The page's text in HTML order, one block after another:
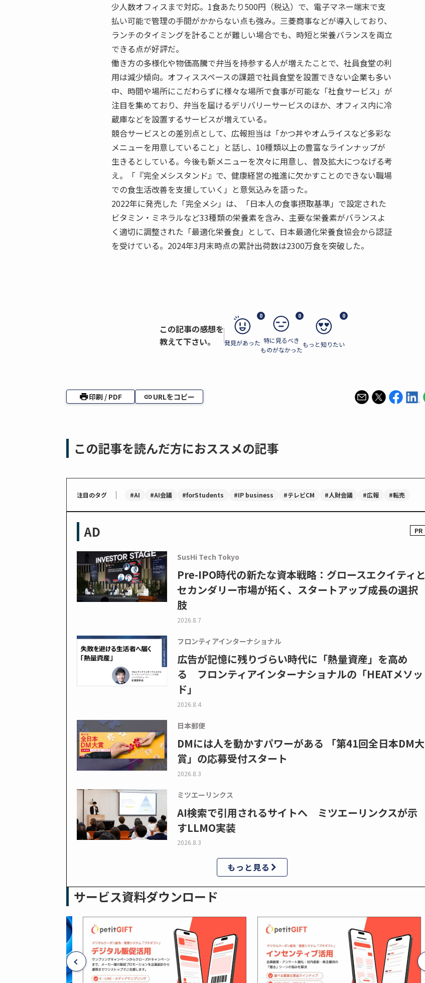
少人数オフィスまで対応。1食あたり500円（税込）で、電子マネー端末で支
払い可能で管理の手間がかからない点も強み。三菱商事などが導入しており、
ランチのタイミングを計ることが難しい場合でも、時短と栄養バランスを両立
できる点が好評だ。
働き方の多様化や物価高騰で弁当を持参する人が増えたことで、社員食堂の利
用は減少傾向。オフィススペースの課題で社員食堂を設置できない企業も多い
中、時間や場所にこだわらずに様々な場所で食事が可能な「社食サービス」が
注目を集めており、弁当を届けるデリバリーサービスのほか、オフィス内に冷
蔵庫などを設置するサービスが増えている。
競合サービスとの差別点として、広報担当は「かつ丼やオムライスなど多彩な
メニューを用意していること」と話し、10種類以上の豊富なラインナップが
生きるとしている。今後も新メニューを次々に用意し、普及拡大につなげる考
え。「『完全メシスタンド』で、健康経営の推進に欠かすことのできない職場
での食生活改善を支援していく」と意気込みを語った。
2022年に発売した「完全メシ」は、「日本人の食事摂取基準」で設定された
ビタミン・ミネラルなど33種類の栄養素を含み、主要な栄養素がバランスよ
く適切に調整された「最適化栄養食」として、日本最適化栄養食協会から認証
を受けている。2024年3月末時点の累計出荷数は2300万食を突破した。
この記事の感想を
教えて下さい。
0
発見があった
0
特に見るべき
ものがなかった
0
もっと知りたい
印刷 / PDF URLをコピー
この記事を読んだ方におススメの記事
注目のタグ ｜ #AI #AI会議 #forStudents #IP business #テレビCM #人財会議 #広報 #転売
AD
SusHi Tech Tokyo
Pre-IPO時代の新たな資本戦略：グロースエクイティと
セカンダリー市場が拓く、スタートアップ成長の選択
肢
2026.8.7
フロンティアインターナショナル
広告が記憶に残りづらい時代に「熱量資産」を高め
る フロンティアインターナショナルの「HEATメソッ
ド」
2026.8.4
日本郵便
DMには人を動かすパワーがある 「第41回全日本DM大
賞」の応募受付スタート
2026.8.3
ミツエーリンクス
AI検索で引用されるサイトへ ミツエーリンクスが示
すLLMO実装
2026.8.3
もっと見る
サービス資料ダウンロード